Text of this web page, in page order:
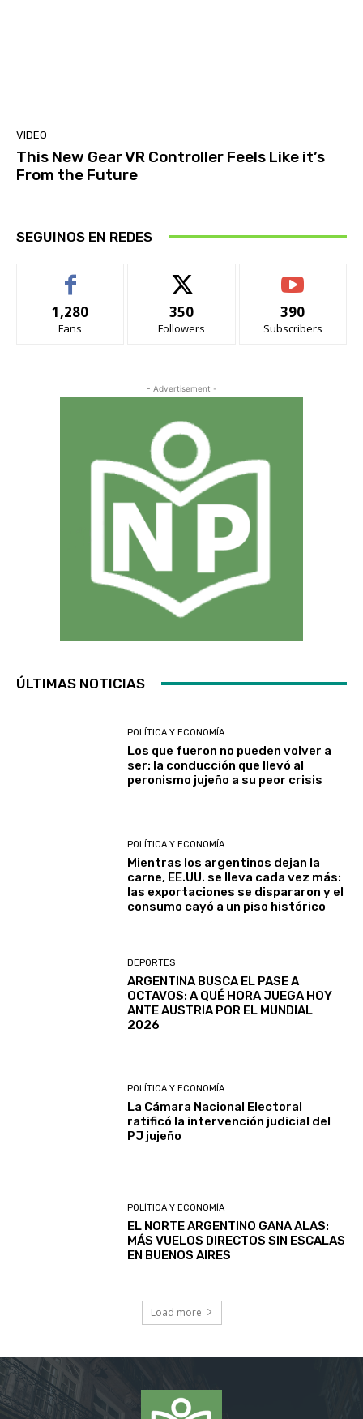
VIDEO
This New Gear VR Controller Feels Like it’s
From the Future
SEGUINOS EN REDES
1,280
Fans
350
Followers
390
Subscribers
- Advertisement -
ÚLTIMAS NOTICIAS
POLÍTICA Y ECONOMÍA
Los que fueron no pueden volver a
ser: la conducción que llevó al
peronismo jujeño a su peor crisis
POLÍTICA Y ECONOMÍA
Mientras los argentinos dejan la
carne, EE.UU. se lleva cada vez más:
las exportaciones se dispararon y el
consumo cayó a un piso histórico
DEPORTES
ARGENTINA BUSCA EL PASE A
OCTAVOS: A QUÉ HORA JUEGA HOY
ANTE AUSTRIA POR EL MUNDIAL
2026
POLÍTICA Y ECONOMÍA
La Cámara Nacional Electoral
ratificó la intervención judicial del
PJ jujeño
POLÍTICA Y ECONOMÍA
EL NORTE ARGENTINO GANA ALAS:
MÁS VUELOS DIRECTOS SIN ESCALAS
EN BUENOS AIRES
Load more